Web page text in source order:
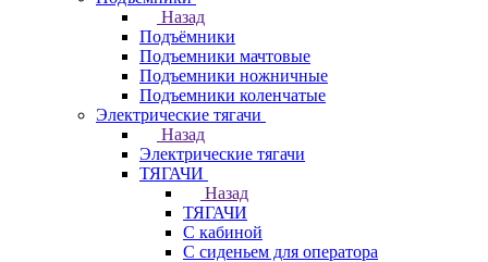
Назад
Подъёмники
Подъемники мачтовые
Подъемники ножничные
Подъемники коленчатые
Электрические тягачи
Назад
Электрические тягачи
ТЯГАЧИ
Назад
ТЯГАЧИ
С кабиной
С сиденьем для оператора